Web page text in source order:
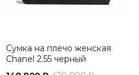
Сумка на плечо женская
Chanel 2.55 черный